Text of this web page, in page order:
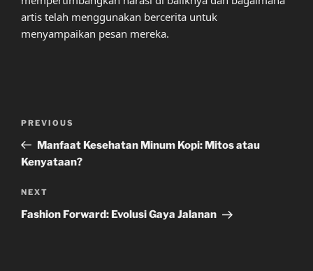
artis telah menggunakan bercerita untuk
menyampaikan pesan mereka.
Previous
Post
PREVIOUS
Manfaat Kesehatan Minum Kopi: Mitos atau
Kenyataan?
Next
Post
NEXT
Fashion Forward: Evolusi Gaya Jalanan